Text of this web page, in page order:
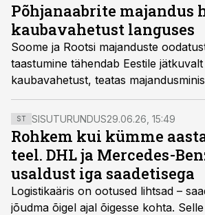
Põhjanaabrite majandus
kaubavahetust languses
Soome ja Rootsi majanduste
taastumine tähendab Eestile
kaubavahetust, teatas
ST SISUTURUNDUS29.06.26, 15:49
Rohkem kui kümme
teel. DHL ja Mercedes-
usaldust iga saadetisega
Logistikaäris on ootused lihtsad –
jõudma õigel ajal õigesse kohta.